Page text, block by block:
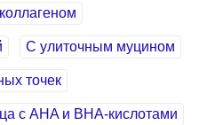
С улиточным муцином
точек
с AHA и BHA-кислотами